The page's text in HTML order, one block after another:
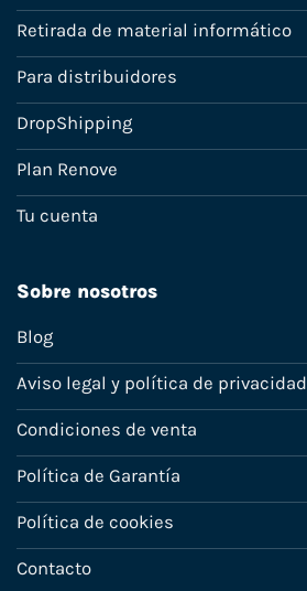
Retirada de material informático
Para distribuidores
DropShipping
Plan Renove
Tu cuenta
Sobre nosotros
Blog
Aviso legal y política de privacidad
Condiciones de venta
Política de Garantía
Política de cookies
Contacto